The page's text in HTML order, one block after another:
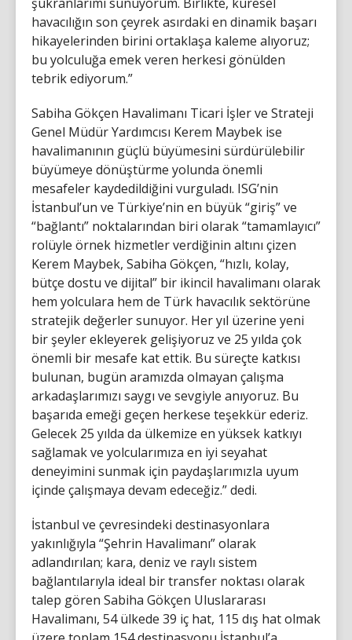
havacılığın son çeyrek asırdaki en dinamik başarı
hikayelerinden birini ortaklaşa kaleme alıyoruz;
bu yolculuğa emek veren herkesi gönülden
tebrik ediyorum.”
Sabiha Gökçen Havalimanı Ticari İşler ve Strateji
Genel Müdür Yardımcısı Kerem Maybek ise
havalimanının güçlü büyümesini sürdürülebilir
büyümeye dönüştürme yolunda önemli
mesafeler kaydedildiğini vurguladı. ISG’nin
İstanbul’un ve Türkiye’nin en büyük “giriş” ve
“bağlantı” noktalarından biri olarak “tamamlayıcı”
rolüyle örnek hizmetler verdiğinin altını çizen
Kerem Maybek, Sabiha Gökçen, “hızlı, kolay,
bütçe dostu ve dijital” bir ikincil havalimanı olarak
hem yolculara hem de Türk havacılık sektörüne
stratejik değerler sunuyor. Her yıl üzerine yeni
bir şeyler ekleyerek gelişiyoruz ve 25 yılda çok
önemli bir mesafe kat ettik. Bu süreçte katkısı
bulunan, bugün aramızda olmayan çalışma
arkadaşlarımızı saygı ve sevgiyle anıyoruz. Bu
başarıda emeği geçen herkese teşekkür ederiz.
Gelecek 25 yılda da ülkemize en yüksek katkıyı
sağlamak ve yolcularımıza en iyi seyahat
deneyimini sunmak için paydaşlarımızla uyum
içinde çalışmaya devam edeceğiz.” dedi.
İstanbul ve çevresindeki destinasyonlara
yakınlığıyla “Şehrin Havalimanı” olarak
adlandırılan; kara, deniz ve raylı sistem
bağlantılarıyla ideal bir transfer noktası olarak
talep gören Sabiha Gökçen Uluslararası
Havalimanı, 54 ülkede 39 iç hat, 115 dış hat olmak